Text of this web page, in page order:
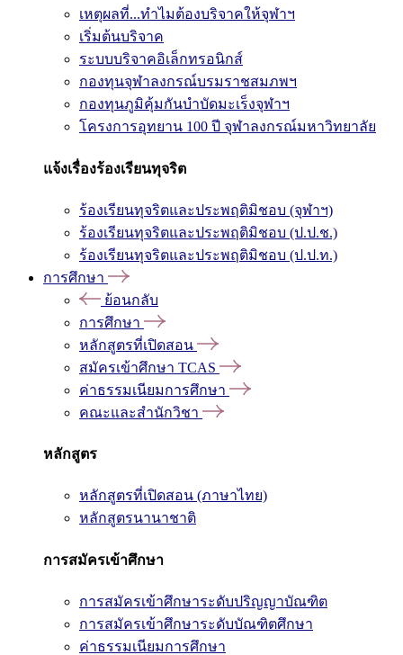
เหตุผลที่...ทำไมต้องบริจาคให้จุฬาฯ
เริ่มต้นบริจาค
ระบบบริจาคอิเล็กทรอนิกส์
กองทุนจุฬาลงกรณ์บรมราชสมภพฯ
กองทุนภูมิคุ้มกันบำบัดมะเร็งจุฬาฯ
โครงการอุทยาน 100 ปี จุฬาลงกรณ์มหาวิทยาลัย
แจ้งเรื่องร้องเรียนทุจริต
ร้องเรียนทุจริตและประพฤติมิชอบ (จุฬาฯ)
ร้องเรียนทุจริตและประพฤติมิชอบ (ป.ป.ช.)
ร้องเรียนทุจริตและประพฤติมิชอบ (ป.ป.ท.)
การศึกษา
ย้อนกลับ
การศึกษา
หลักสูตรที่เปิดสอน
สมัครเข้าศึกษา TCAS
ค่าธรรมเนียมการศึกษา
คณะและสำนักวิชา
หลักสูตร
หลักสูตรที่เปิดสอน (ภาษาไทย)
หลักสูตรนานาชาติ
การสมัครเข้าศึกษา
การสมัครเข้าศึกษาระดับปริญญาบัณฑิต
การสมัครเข้าศึกษาระดับบัณฑิตศึกษา
ค่าธรรมเนียมการศึกษา